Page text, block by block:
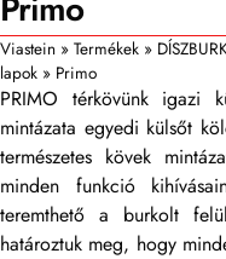
Viastein » Termékek »
lapok » Primo
PRIMO térkövünk igazi
mintázata egyedi külsőt
természetes kövek
minden funkció
teremthető a burkolt
határoztuk meg, hogy